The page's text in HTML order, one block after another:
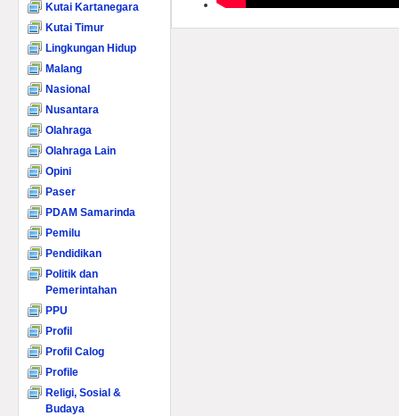
Kutai Kartanegara
Kutai Timur
Lingkungan Hidup
Malang
Nasional
Nusantara
Olahraga
Olahraga Lain
Opini
Paser
PDAM Samarinda
Pemilu
Pendidikan
Politik dan
Pemerintahan
PPU
Profil
Profil Calog
Profile
Religi, Sosial &
Budaya